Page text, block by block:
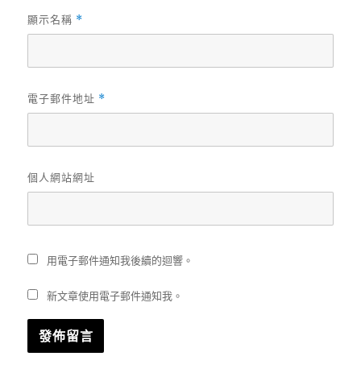
顯示名稱 *
電子郵件地址 *
個人網站網址
用電子郵件通知我後續的迴響。
新文章使用電子郵件通知我。